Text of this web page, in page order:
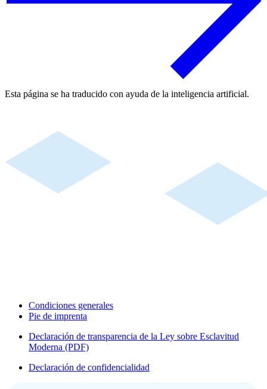
Esta página se ha traducido con ayuda de la inteligencia artificial.
Condiciones generales
Pie de imprenta
Declaración de transparencia de la Ley sobre Esclavitud
Moderna (PDF)
Declaración de confidencialidad